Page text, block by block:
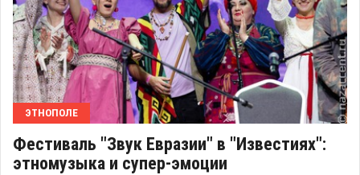
ЭТНОПОЛЕ
Фестиваль "Звук Евразии" в "Известиях":
этномузыка и супер-эмоции